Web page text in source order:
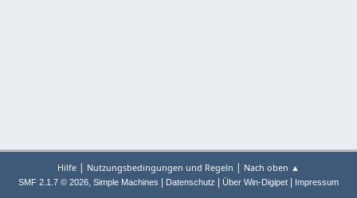
Hilfe | Nutzungsbedingungen und Regeln | Nach oben ▲
SMF 2.1.7 © 2026, Simple Machines Datenschutz Über Win-Digipet Impressum